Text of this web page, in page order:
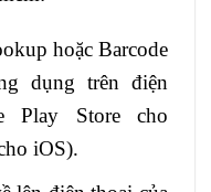
hoặc Barcode
dụng trên điện
Play Store cho
iOS).